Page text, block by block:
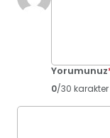
Yorumunuz
0/30 karakter